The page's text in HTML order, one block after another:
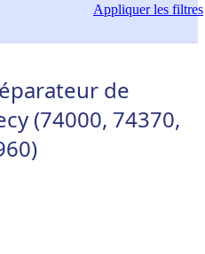
Appliquerles filtres
de
(74000, 74370,